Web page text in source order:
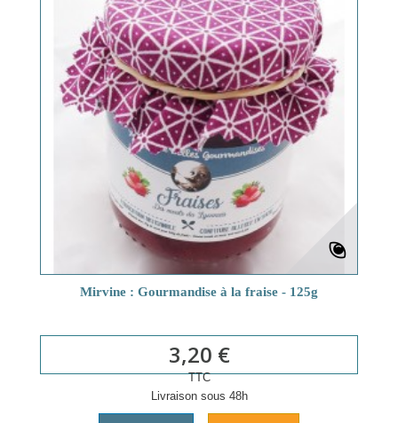
Mirvine : Gourmandise à la fraise - 125g
3,20 €
TTC
Livraison sous 48h